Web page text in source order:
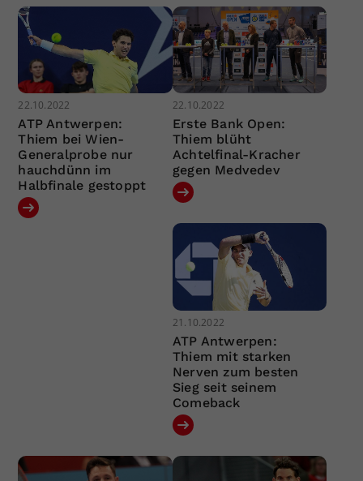
22.10.2022
ATP Antwerpen:
Thiem bei Wien-
Generalprobe nur
hauchdünn im
Halbfinale gestoppt
22.10.2022
Erste Bank Open:
Thiem blüht
Achtelfinal-Kracher
gegen Medvedev
21.10.2022
ATP Antwerpen:
Thiem mit starken
Nerven zum besten
Sieg seit seinem
Comeback